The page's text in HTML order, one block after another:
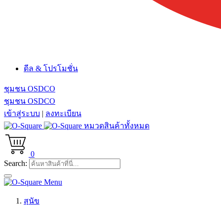
ดีล & โปรโมชั่น
ชุมชน OSDCO
ชุมชน OSDCO
เข้าสู่ระบบ | ลงทะเบียน
หมวดสินค้าทั้งหมด
0
Search:
Menu
สุนัข